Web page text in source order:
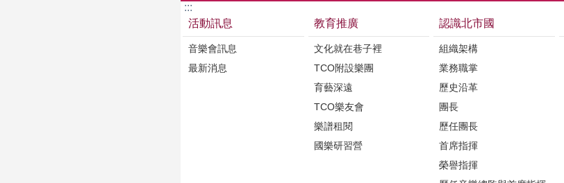
:::
活動訊息
音樂會訊息
最新消息
教育推廣
文化就在巷子裡
TCO附設樂團
育藝深遠
TCO樂友會
樂譜租閱
國樂研習營
認識北市國
組織架構
業務職掌
歷史沿革
團長
歷任團長
首席指揮
榮譽指揮